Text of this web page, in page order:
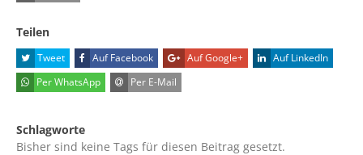
Teilen
Tweet Auf Facebook Auf Google+
Auf LinkedIn
Per WhatsApp
Per E-Mail
Schlagworte
Bisher sind keine Tags für diesen Beitrag gesetzt.